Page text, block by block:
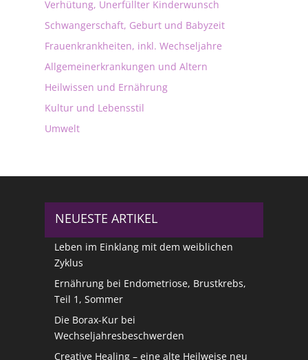
Verhütung, Unerfüllter Kinderwunsch
Schwangerschaft, Geburt und Babyzeit
Frauenkrankheiten, inkl. Wechseljahre
Allgemeinerkrankungen und Altern
Heilwissen und Ernährung
Kultur und Lebensstil
Umwelt
NEUESTE ARTIKEL
Leben im Einklang mit dem weiblichen
Zyklus
Ernährung bei Endometriose, Brustkrebs,
Teil 1, Sommer
Die Borax-Kur bei
Wechseljahresbeschwerden
Creative Healing – eine alte Heilweise neu